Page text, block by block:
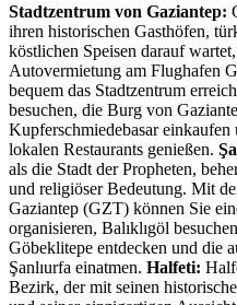
Stadtzentrum von Gaziantep:
ihren historischen Gasthöfen,
köstlichen Speisen darauf
Autovermietung am Flughafen
bequem das Stadtzentrum
besuchen, die Burg von
Kupferschmiedebasar
lokalen Restaurants genießen.
als die Stadt der Propheten,
und religiöser Bedeutung. Mit
Gaziantep (GZT) können Sie
organisieren, Balıklıgöl
Göbeklitepe entdecken und die
Şanlıurfa einatmen. Halfeti:
Bezirk, der mit seinen